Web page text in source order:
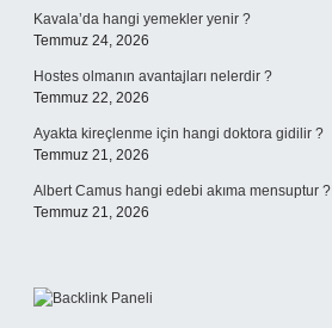
Kavala’da hangi yemekler yenir ?
Temmuz 24, 2026
Hostes olmanın avantajları nelerdir ?
Temmuz 22, 2026
Ayakta kireçlenme için hangi doktora gidilir ?
Temmuz 21, 2026
Albert Camus hangi edebi akıma mensuptur ?
Temmuz 21, 2026